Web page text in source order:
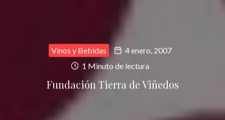
Vinos y Bebidas
4 enero, 2007
1 Minuto de lectura
Fundación Tierra de Viñedos